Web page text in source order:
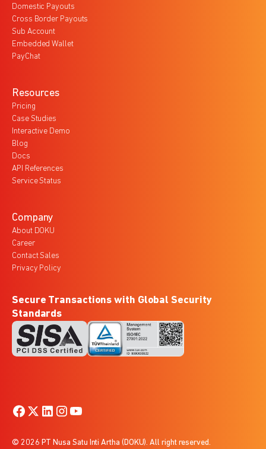
Domestic Payouts
Cross Border Payouts
Sub Account
Embedded Wallet
PayChat
Resources
Pricing
Case Studies
Interactive Demo
Blog
Docs
API References
Service Status
Company
About DOKU
Career
Contact Sales
Privacy Policy
Secure Transactions with Global Security
Standards
© 2026 PT Nusa Satu Inti Artha (DOKU). All right reserved.